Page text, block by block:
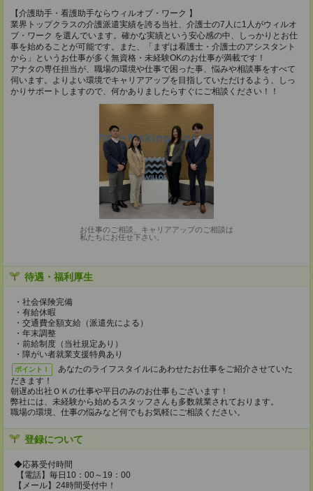
【介護助手・看護助手ならウィルオブ・ワーク 】
業界トップクラスの介護派遣実績を誇る当社、介護士の7人に1人がウィルオ
ブ・ワーク を選んでいます。確かな実績という安心感の中、しっかりとお仕
事を始めることが可能です。また、「まずは看護士・介護士のアシスタント
から」というお仕事が多く無資格・未経験OKのお仕事が満載です！
アナタの専任担当が、職場の環境や仕事で困った事、悩みや相談事をすべて
伺います。よりよい環境でキャリアアップを目指していただけるよう、しっ
かりサポートしますので、何かありましたらすぐにご相談ください！！
お仕事のご相談、キャリアアップのご相談は
私たちにお任せ下さい。
待遇・福利厚生
・社会保険完備
・有給休暇
・交通費全額支給（派遣先による）
・年末調整
・前給制度（当社規定あり）
・障がい者就業支援特典あり
ポイント！
あなたのライフスタイルにあわせたお仕事をご紹介させていた
だきます！
朝遅め出社ＯＫの仕事や平日のみのお仕事もございます！
弊社には、未経験から始めるスタッフさんも多数就業されております。
職場の環境、仕事の悩みなど何でもお気軽にご相談ください。
登録について
◆応募受付時間
【電話】毎日10：00～19：00
【メール】24時間受付中！